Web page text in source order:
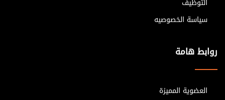
سياسة الخصوصيه
روابط هامة
العضوية المميزة